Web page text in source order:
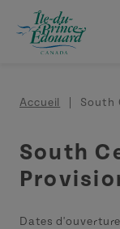
Aller au contenu
Fil
Accueil South
South
Dates